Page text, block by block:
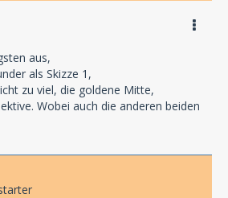
aus,
als Skizze 1,
zu viel, die goldene Mitte,
Wobei auch die anderen beiden